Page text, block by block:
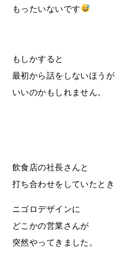
もったいないです
もしかすると
最初から話をしないほうが
いいのかもしれません。
飲食店の社長さんと
打ち合わせをしていたとき
ニゴロデザインに
どこかの営業さんが
突然やってきました。